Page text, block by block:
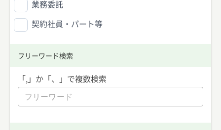
業務委託
契約社員・パート等
フリーワード検索
「,」か「、」で複数検索